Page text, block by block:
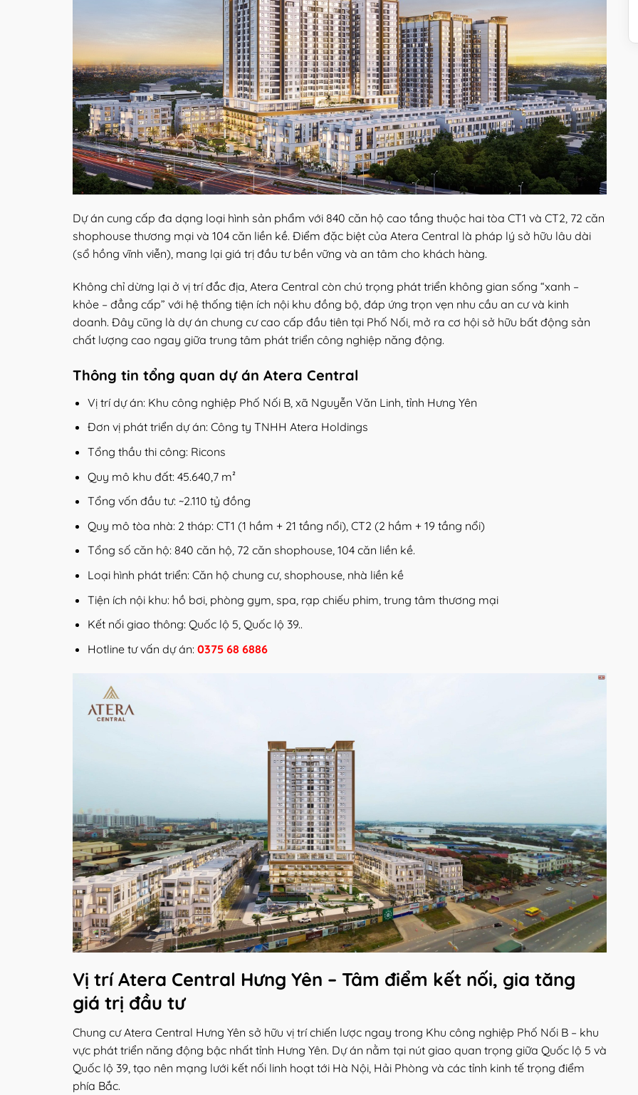
Dự án cung cấp đa dạng loại hình sản phẩm với 840 căn hộ cao tầng thuộc hai tòa CT1 và CT2, 72 căn
shophouse thương mại và 104 căn liền kề. Điểm đặc biệt của Atera Central là pháp lý sở hữu lâu dài
(sổ hồng vĩnh viễn), mang lại giá trị đầu tư bền vững và an tâm cho khách hàng.
Không chỉ dừng lại ở vị trí đắc địa, Atera Central còn chú trọng phát triển không gian sống “xanh –
khỏe – đẳng cấp” với hệ thống tiện ích nội khu đồng bộ, đáp ứng trọn vẹn nhu cầu an cư và kinh
doanh. Đây cũng là dự án chung cư cao cấp đầu tiên tại Phố Nối, mở ra cơ hội sở hữu bất động sản
chất lượng cao ngay giữa trung tâm phát triển công nghiệp năng động.
Thông tin tổng quan dự án Atera Central
Vị trí dự án: Khu công nghiệp Phố Nối B, xã Nguyễn Văn Linh, tỉnh Hưng Yên
Đơn vị phát triển dự án: Công ty TNHH Atera Holdings
Tổng thầu thi công: Ricons
Quy mô khu đất: 45.640,7 m²
Tổng vốn đầu tư: ~2.110 tỷ đồng
Quy mô tòa nhà: 2 tháp: CT1 (1 hầm + 21 tầng nổi), CT2 (2 hầm + 19 tầng nổi)
Tổng số căn hộ: 840 căn hộ, 72 căn shophouse, 104 căn liền kề.
Loại hình phát triển: Căn hộ chung cư, shophouse, nhà liền kề
Tiện ích nội khu: hồ bơi, phòng gym, spa, rạp chiếu phim, trung tâm thương mại
Kết nối giao thông: Quốc lộ 5, Quốc lộ 39..
Hotline tư vấn dự án: 0375 68 6886
Vị trí Atera Central Hưng Yên – Tâm điểm kết nối, gia tăng
giá trị đầu tư
Chung cư Atera Central Hưng Yên sở hữu vị trí chiến lược ngay trong Khu công nghiệp Phố Nối B – khu
vực phát triển năng động bậc nhất tỉnh Hưng Yên. Dự án nằm tại nút giao quan trọng giữa Quốc lộ 5 và
Quốc lộ 39, tạo nên mạng lưới kết nối linh hoạt tới Hà Nội, Hải Phòng và các tỉnh kinh tế trọng điểm
phía Bắc.